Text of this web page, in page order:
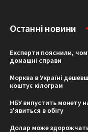
Останні новини
Експерти пояснили,
домашні справи
Морква в Україні
коштує кілограм
НБУ випустить монету
з'явиться в обігу
Долар може